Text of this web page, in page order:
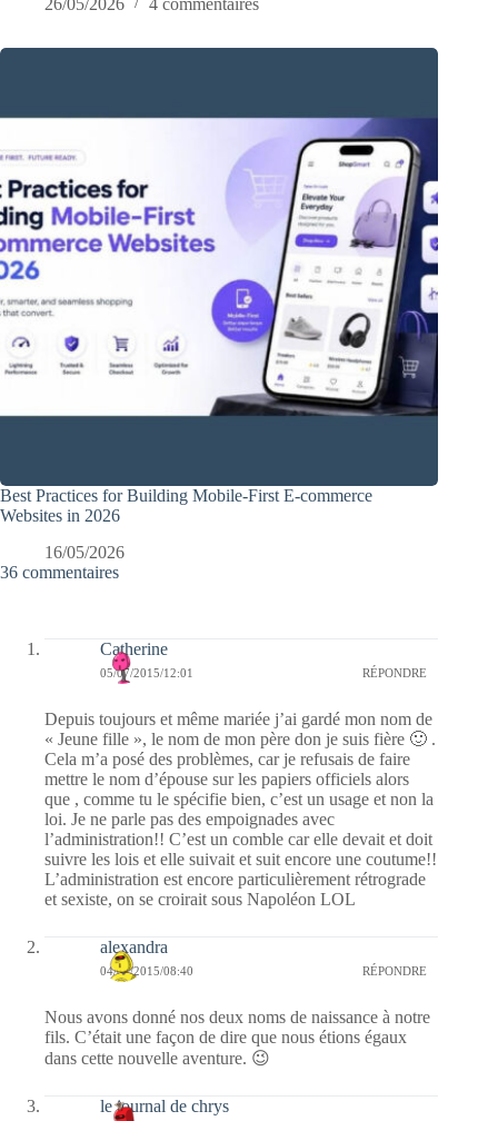
26/05/2026
4 commentaires
Best Practices for Building Mobile-First E-commerce
Websites in 2026
16/05/2026
36 commentaires
Catherine
05/07/2015/12:01 RÉPONDRE
Depuis toujours et même mariée j’ai gardé mon nom de
« Jeune fille », le nom de mon père don je suis fière 🙂 .
Cela m’a posé des problèmes, car je refusais de faire
mettre le nom d’épouse sur les papiers officiels alors
que , comme tu le spécifie bien, c’est un usage et non la
loi. Je ne parle pas des empoignades avec
l’administration!! C’est un comble car elle devait et doit
suivre les lois et elle suivait et suit encore une coutume!!
L’administration est encore particulièrement rétrograde
et sexiste, on se croirait sous Napoléon LOL
alexandra
04/07/2015/08:40 RÉPONDRE
Nous avons donné nos deux noms de naissance à notre
fils. C’était une façon de dire que nous étions égaux
dans cette nouvelle aventure. 😉
le journal de chrys